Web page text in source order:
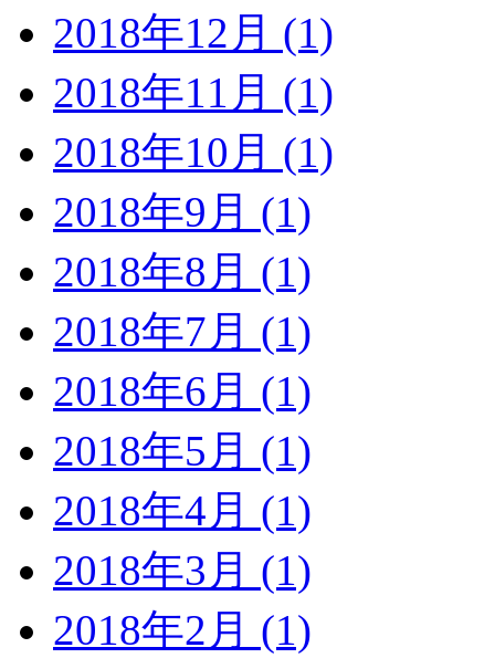
2018年12月 (1)
2018年11月 (1)
2018年10月 (1)
2018年9月 (1)
2018年8月 (1)
2018年7月 (1)
2018年6月 (1)
2018年5月 (1)
2018年4月 (1)
2018年3月 (1)
2018年2月 (1)